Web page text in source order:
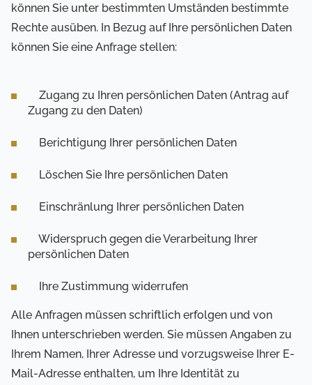
können Sie unter bestimmten Umständen bestimmte
Rechte ausüben. In Bezug auf Ihre persönlichen Daten
können Sie eine Anfrage stellen:
Zugang zu Ihren persönlichen Daten (Antrag auf
Zugang zu den Daten)
Berichtigung Ihrer persönlichen Daten
Löschen Sie Ihre persönlichen Daten
Einschränlung Ihrer persönlichen Daten
Widerspruch gegen die Verarbeitung Ihrer
persönlichen Daten
Ihre Zustimmung widerrufen
Alle Anfragen müssen schriftlich erfolgen und von
Ihnen unterschrieben werden. Sie müssen Angaben zu
Ihrem Namen, Ihrer Adresse und vorzugsweise Ihrer E-
Mail-Adresse enthalten, um Ihre Identität zu